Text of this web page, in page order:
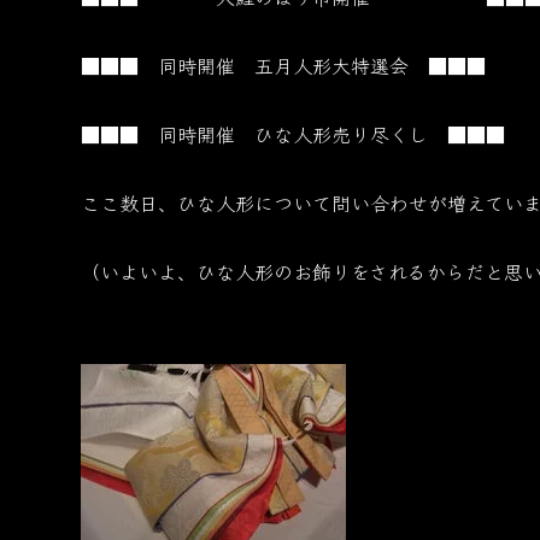
■■■ 同時開催 五月人形大特選会 ■■■
■■■ 同時開催 ひな人形売り尽くし ■■■
ここ数日、ひな人形について問い合わせが増えていま
（いよいよ、ひな人形のお飾りをされるからだと思い